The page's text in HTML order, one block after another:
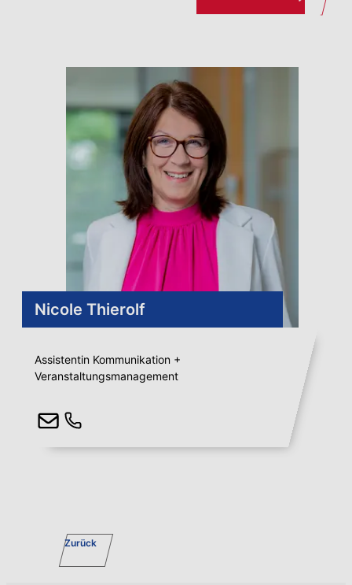
Nicole Thierolf
Assistentin Kommunikation +
Veranstaltungsmanagement
Zurück